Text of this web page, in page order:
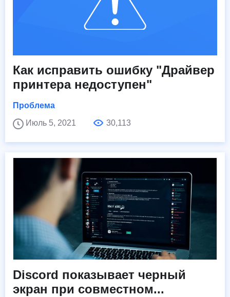
Как исправить ошибку "Драйвер
принтера недоступен"
Проблема
Июль 5, 2021
30,113
Discord показывает черный
экран при совместном...